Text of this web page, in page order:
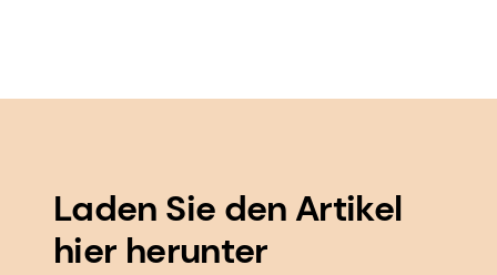
Laden Sie den Artikel
hier herunter